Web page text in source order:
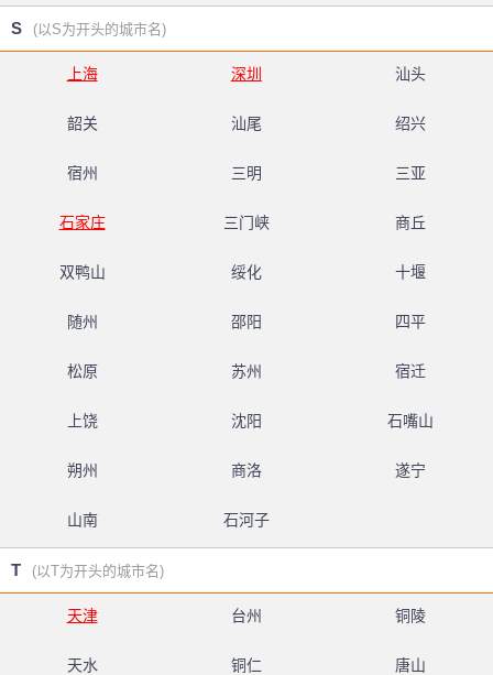
S (以S为开头的城市名)
上海 深圳 汕头
韶关 汕尾 绍兴
宿州 三明 三亚
石家庄 三门峡 商丘
双鸭山 绥化 十堰
随州 邵阳 四平
松原 苏州 宿迁
上饶 沈阳 石嘴山
朔州 商洛 遂宁
山南 石河子
T (以T为开头的城市名)
天津 台州 铜陵
天水 铜仁 唐山